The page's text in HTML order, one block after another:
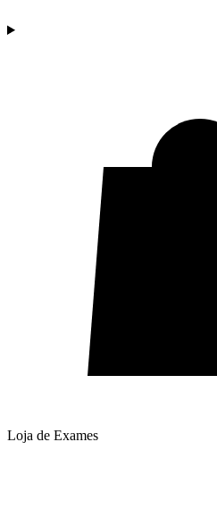
Loja de Exames